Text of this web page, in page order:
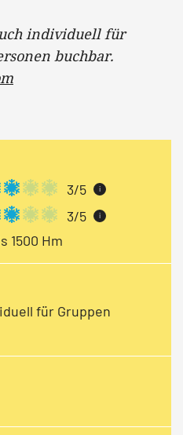
individuell für
buchbar.
3/5 i
3/5 i
1500 Hm
für Gruppen